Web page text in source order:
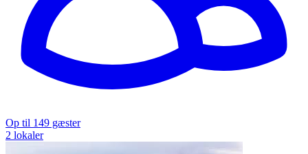
Op til 149 gæster
2 lokaler